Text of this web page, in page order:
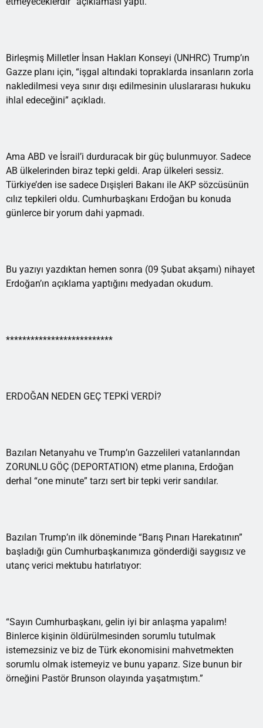
Birleşmiş Milletler İnsan Hakları Konseyi (UNHRC) Trump’ın
Gazze planı için, “işgal altındaki topraklarda insanların zorla
nakledilmesi veya sınır dışı edilmesinin uluslararası hukuku
ihlal edeceğini” açıkladı.
Ama ABD ve İsrail’i durduracak bir güç bulunmuyor. Sadece
AB ülkelerinden biraz tepki geldi. Arap ülkeleri sessiz.
Türkiye’den ise sadece Dışişleri Bakanı ile AKP sözcüsünün
cılız tepkileri oldu. Cumhurbaşkanı Erdoğan bu konuda
günlerce bir yorum dahi yapmadı.
Bu yazıyı yazdıktan hemen sonra (09 Şubat akşamı) nihayet
Erdoğan’ın açıklama yaptığını medyadan okudum.
**************************
ERDOĞAN NEDEN GEÇ TEPKİ VERDİ?
Bazıları Netanyahu ve Trump’ın Gazzelileri vatanlarından
ZORUNLU GÖÇ (DEPORTATION) etme planına, Erdoğan
derhal “one minute” tarzı sert bir tepki verir sandılar.
Bazıları Trump’ın ilk döneminde “Barış Pınarı Harekatının”
başladığı gün Cumhurbaşkanımıza gönderdiği saygısız ve
utanç verici mektubu hatırlatıyor:
“Sayın Cumhurbaşkanı, gelin iyi bir anlaşma yapalım!
Binlerce kişinin öldürülmesinden sorumlu tutulmak
istemezsiniz ve biz de Türk ekonomisini mahvetmekten
sorumlu olmak istemeyiz ve bunu yaparız. Size bunun bir
örneğini Pastör Brunson olayında yaşatmıştım.”